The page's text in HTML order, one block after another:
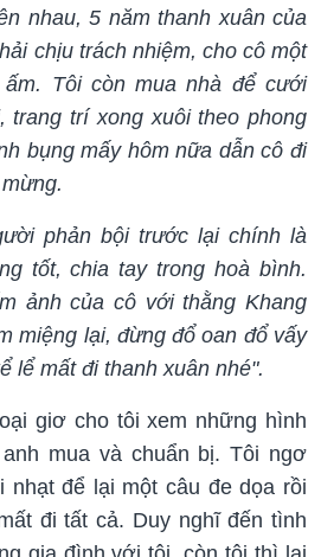
nhau, 5 năm thanh xuân của
chịu trách nhiệm, cho cô một
Tôi còn mua nhà để cưới
trang trí xong xuôi theo phong
bụng mấy hôm nữa dẫn cô đi
phản bội trước lại chính là
tốt, chia tay trong hoà bình.
ảnh của cô với thằng Khang
miệng lại, đừng đổ oan đổ vấy
lể mất đi thanh xuân nhé".
giơ cho tôi xem những hình
mua và chuẩn bị. Tôi ngơ
nhạt để lại một câu đe dọa rồi
đi tất cả. Duy nghĩ đến tình